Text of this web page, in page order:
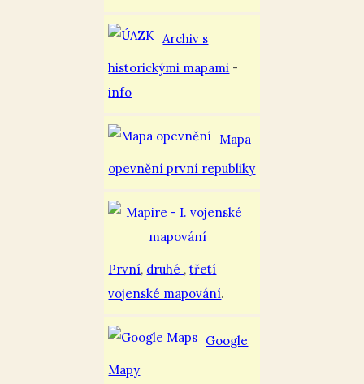
Archiv s
historickými mapami -
info
Mapa
opevnění první republiky
První, druhé ,třetí
vojenské mapování.
Google
Mapy